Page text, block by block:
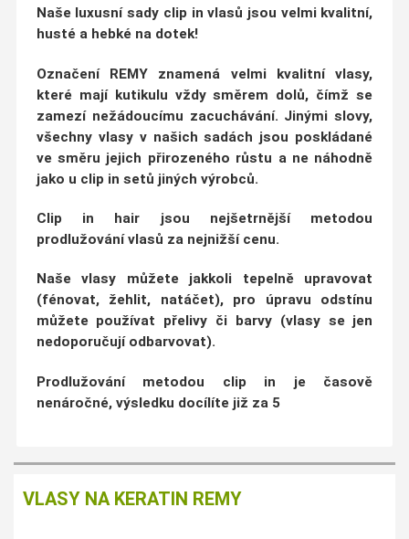
Naše luxusní sady clip in vlasů jsou velmi kvalitní,
husté a hebké na dotek!
Označení REMYznamená velmi kvalitní vlasy,
které mají kutikulu vždy směrem dolů, čímž se
zamezí nežádoucímu zacuchávání. Jinými slovy,
všechny vlasy v našich sadách jsou poskládané
ve směru jejich přirozeného růstu a ne náhodně
jako u clip in setů jiných výrobců.
Clip in hair jsou nejšetrnější metodou
prodlužování vlasů za nejnižší cenu.
Naše vlasy můžete jakkoli tepelně upravovat
(fénovat, žehlit, natáčet), pro úpravu odstínu
můžete používat přelivy či barvy (vlasy se jen
nedoporučují odbarvovat).
Prodlužování metodou clip in je časově
nenáročné, výsledku docílíte již za 5
VLASY NA KERATIN REMY